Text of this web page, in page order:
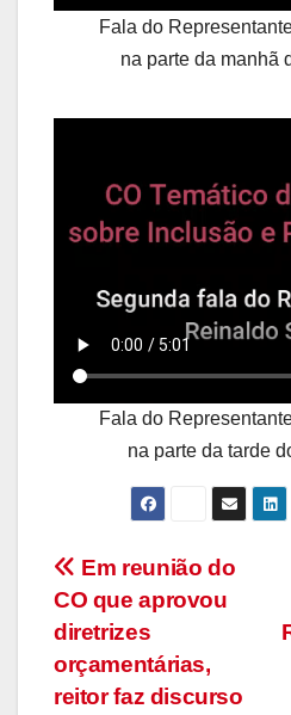
Fala do
na parte da manhã
Fala do
na parte da tarde
Navegação
de
Post
Em reunião do
CO que aprovou
diretrizes
orçamentárias,
reitor faz discurso